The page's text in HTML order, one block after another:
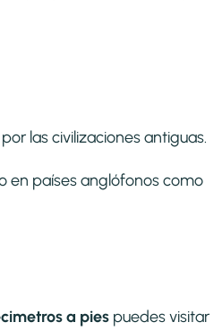
las civilizaciones antiguas.
en países anglófonos como
a pies puedes visitar